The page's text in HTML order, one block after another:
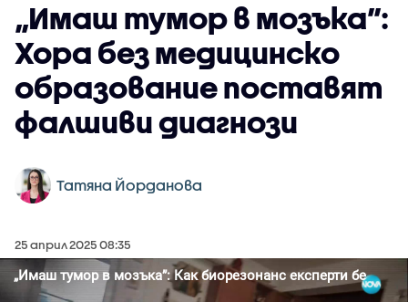
„Имаш тумор в мозъка”:
Хора без медицинско
образование поставят
фалшиви диагнози
Татяна Йорданова
25 април 2025 08:35